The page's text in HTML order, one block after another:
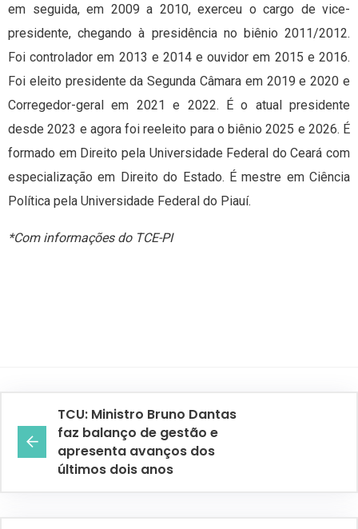
em seguida, em 2009 a 2010, exerceu o cargo de vice-
presidente, chegando à presidência no biênio 2011/2012.
Foi controlador em 2013 e 2014 e ouvidor em 2015 e 2016.
Foi eleito presidente da Segunda Câmara em 2019 e 2020 e
Corregedor-geral em 2021 e 2022. É o atual presidente
desde 2023 e agora foi reeleito para o biênio 2025 e 2026. É
formado em Direito pela Universidade Federal do Ceará com
especialização em Direito do Estado. É mestre em Ciência
Política pela Universidade Federal do Piauí.
*Com informações do TCE-PI
TCU: Ministro Bruno Dantas
faz balanço de gestão e
apresenta avanços dos
últimos dois anos